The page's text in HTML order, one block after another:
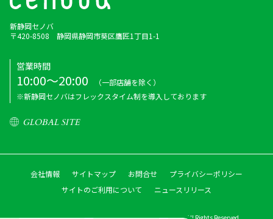
新静岡セノバ
〒420-8508 静岡県静岡市葵区鷹匠1丁目1-1
営業時間
10:00～20:00
（一部店舗を除く）
※新静岡セノバはフレックスタイム制を導入しております
GLOBAL SITE
会社情報 サイトマップ お問合せ
プライバシーポリシー
サイトのご利用について
ニュースリリース